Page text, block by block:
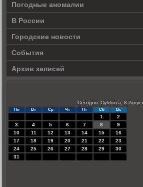
Погодные аномалии
В России
Городские новости
События
Архив записей
Сегодня: Суббота, 8
Пн Вт Ср Чт Пт Сб Вс
1
2
3
4 5 6 7 8
9
10
11 12 13 14 15
16
17
18 19 20 21 22
23
24
25 26 27 28 29
30
31